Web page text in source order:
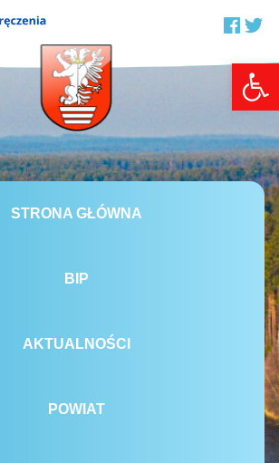
STRONA GŁÓWNA
BIP
AKTUALNOŚCI
POWIAT